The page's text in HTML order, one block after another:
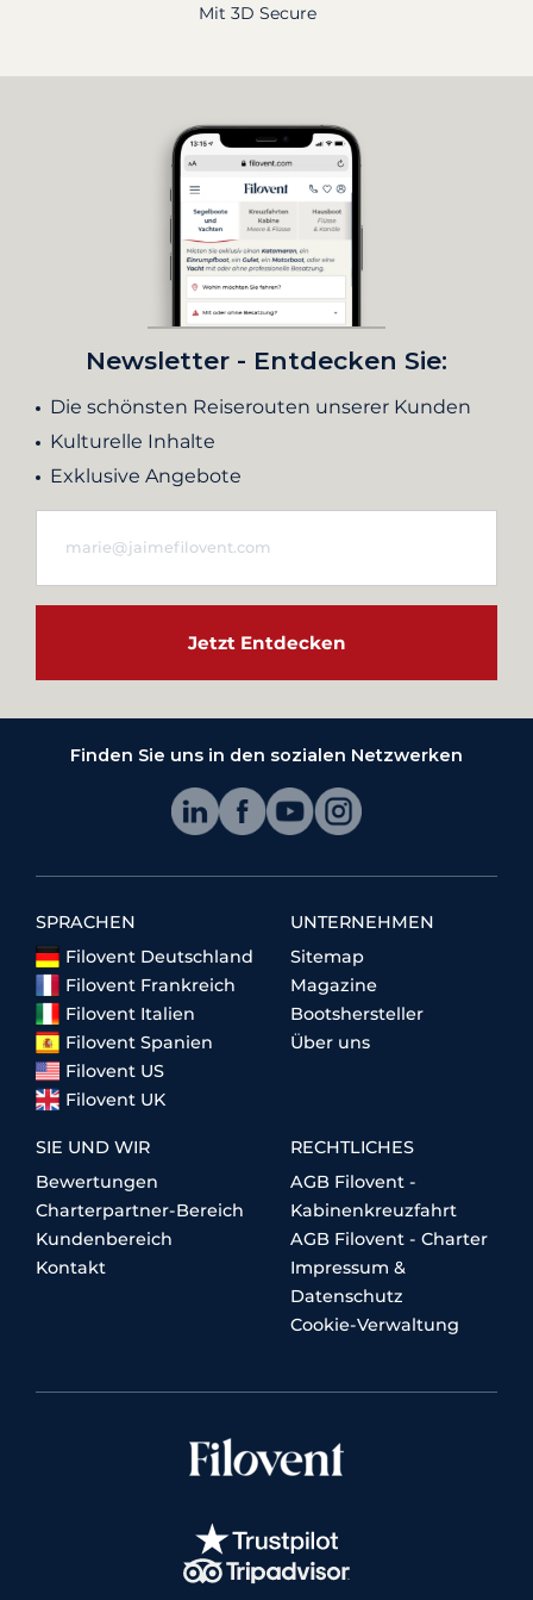
Mit 3D Secure
Newsletter - Entdecken Sie:
Die schönsten Reiserouten unserer Kunden
Kulturelle Inhalte
Exklusive Angebote
Jetzt Entdecken
Finden Sie uns in den sozialen Netzwerken
SPRACHEN
Filovent Deutschland
Filovent Frankreich
Filovent Italien
Filovent Spanien
Filovent US
Filovent UK
UNTERNEHMEN
Sitemap
Magazine
Bootshersteller
Über uns
SIE UND WIR
Bewertungen
Charterpartner-Bereich
Kundenbereich
Kontakt
RECHTLICHES
AGB Filovent -
Kabinenkreuzfahrt
AGB Filovent - Charter
Impressum &
Datenschutz
Cookie-Verwaltung